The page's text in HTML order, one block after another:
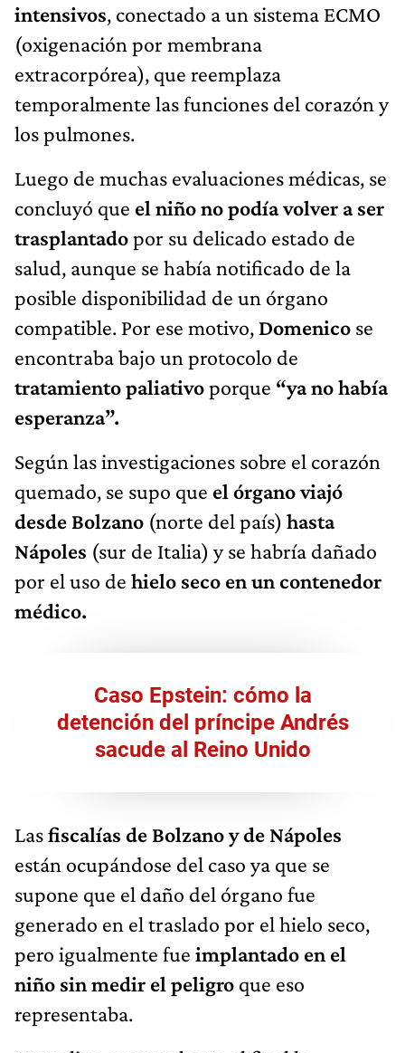
intensivos, conectado a un sistema ECMO
(oxigenación por membrana
extracorpórea), que reemplaza
temporalmente las funciones del corazón y
los pulmones.
Luego de muchas evaluaciones médicas, se
concluyó que el niño no podía volver a ser
trasplantadopor su delicado estado de
salud, aunque se había notificado de la
posible disponibilidad de un órgano
compatible. Por ese motivo, Domenico se
encontraba bajo un protocolo de
tratamiento paliativoporque “ya no había
esperanza”.
Según las investigaciones sobre el corazón
quemado, se supo que el órgano viajó
desde Bolzano (norte del país) hasta
Nápoles (sur de Italia) y se habría dañado
por el uso de hielo seco en un contenedor
médico.
Caso Epstein: cómo la
detención del príncipe Andrés
sacude al Reino Unido
Lasfiscalías de Bolzano y de Nápoles
están ocupándose del caso ya que se
supone que el daño del órgano fue
generado en el traslado por el hielo seco,
pero igualmente fue implantado en el
niño sin medir el peligro que eso
representaba.